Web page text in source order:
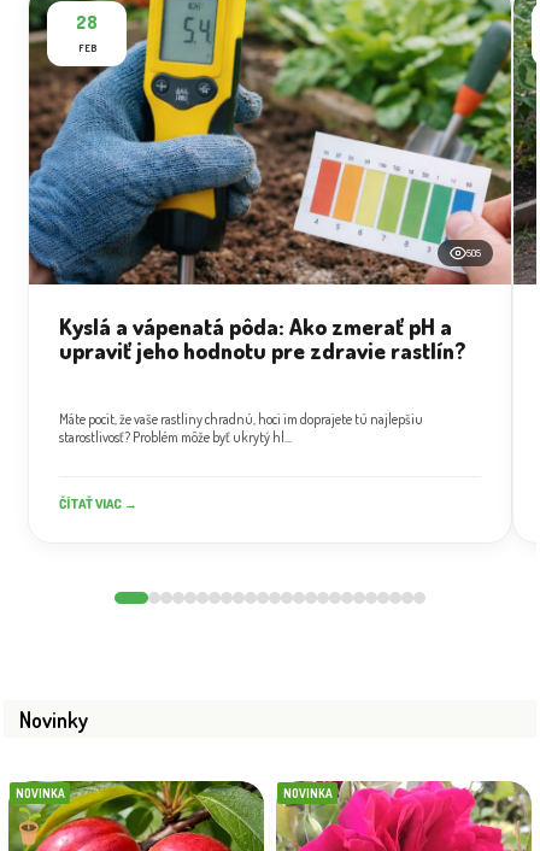
28
FEB
505
Kyslá a vápenatá pôda: Ako zmerať pH a
upraviť jeho hodnotu pre zdravie rastlín?
Máte pocit, že vaše rastliny chradnú, hoci im doprajete tú najlepšiu
starostlivosť? Problém môže byť ukrytý hl...
ČÍTAŤ VIAC →
Novinky
NOVINKA NOVINKA